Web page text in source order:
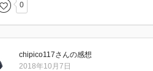
0
chipico117さんの感想
2018年10月7日